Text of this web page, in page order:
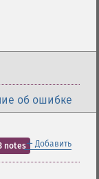
об ошибке
＋ Добавить
notes